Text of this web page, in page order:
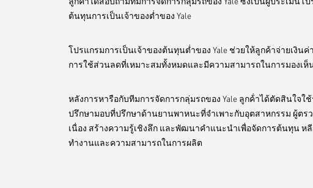
ต้นทุนการเป็นเจ้าของต่ำของ Yale
โปรแกรมการเป็นเจ้าของต้นทุนต่ำของ Yale ช่วยให้ลูกค้าจ่ายเงิ
การใช้ส่วนลดที่เหมาะสมทั้งหมดและมีความสามารถในการมอง
หลังการหารือกับทีมการจัดการกลุ่มรถของ Yale ลูกค้่าได้ตัดสินใจใช้
ปรึกษามอบที่ปรึกษาด้านยานพาหนะที่จำเพาะกับอุตสาหกรรม ผู้ตร
เนื่อง สร้างความรู้เชิงลึก และพัฒนาคำแนะนำเพื่อจัดการต้นทุน ห
ทำงานและความสามารถในการผลิต